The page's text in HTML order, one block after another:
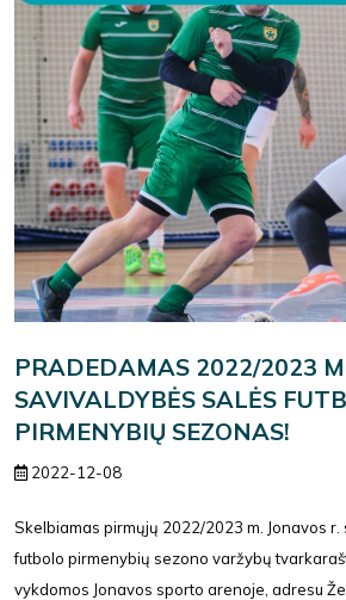
PRADEDAMAS 2022/2023
SAVIVALDYBĖS SALĖS
PIRMENYBIŲ SEZONAS!
2022-12-08
Skelbiamas pirmųjų 2022/2023 m. Jonavos r.
futbolo pirmenybių sezono varžybų
vykdomos Jonavos sporto arenoje, adresu